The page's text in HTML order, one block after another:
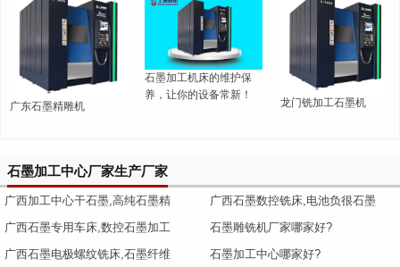
广东石墨精雕机
石墨加工机床的维护保
养，让你的设备常新！
龙门铣加工石墨机
石墨加工中心厂家生产厂家
广西加工中心干石墨,高纯石墨精
广西石墨专用车床,数控石墨加工
广西石墨电极螺纹铣床,石墨纤维
广西石墨数控铣床,电池负很石墨
石墨雕铣机厂家哪家好?
石墨加工中心哪家好?